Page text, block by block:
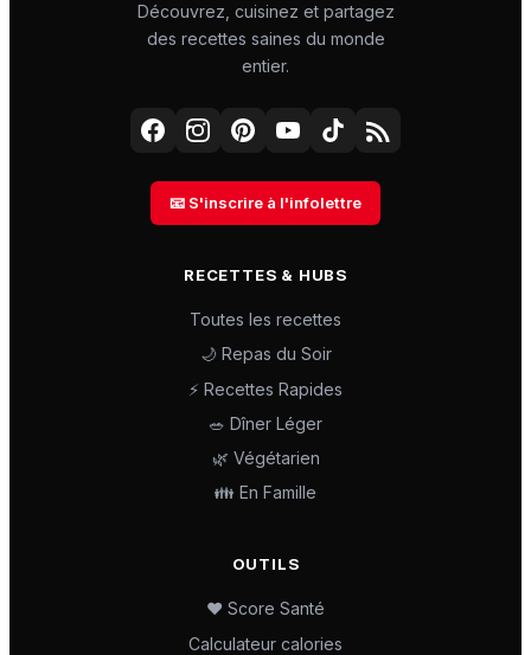
Découvrez, cuisinez et partagez
des recettes saines du monde
entier.
📧 S'inscrire à l'infolettre
RECETTES & HUBS
Toutes les recettes
🌙 Repas du Soir
⚡ Recettes Rapides
🥗 Dîner Léger
🌿 Végétarien
👪 En Famille
OUTILS
❤️ Score Santé
Calculateur calories